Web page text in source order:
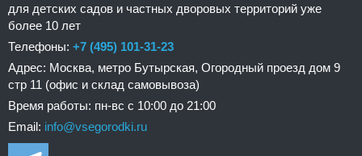
для детских садов и частных дворовых территорий уже
более 10 лет
Телефоны: +7 (495) 101-31-23
Адрес: Москва, метро Бутырская, Огородный проезд дом 9
стр 11 (офис и склад самовывоза)
Время работы: пн-вс с 10:00 до 21:00
Email: info@vsegorodki.ru